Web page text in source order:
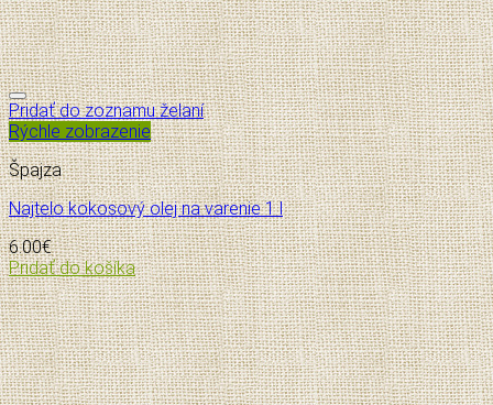
Pridať do zoznamu želaní
Rýchle zobrazenie
Špajza
Najtelo kokosový olej na varenie 1 l
6.00€
Pridať do košíka